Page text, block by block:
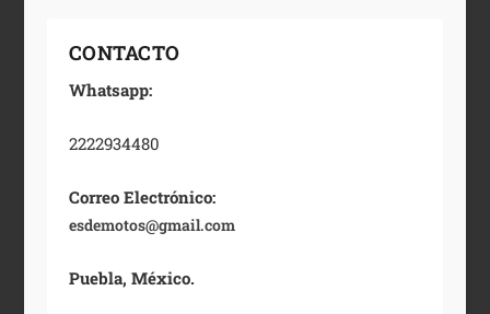
CONTACTO
Whatsapp:
2222934480
Correo Electrónico:
esdemotos@gmail.com
Puebla, México.